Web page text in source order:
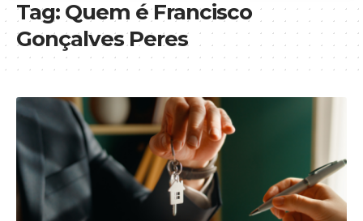
Tag: Quem é Francisco
Gonçalves Peres